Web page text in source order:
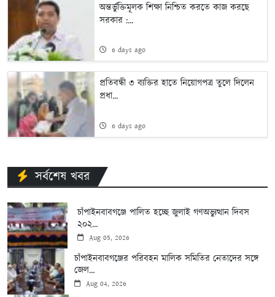
অন্তর্ভুক্তিমূলক শিক্ষা নিশ্চিত করতে কাজ করছে
সরকার :...
6 days ago
প্রতিবন্ধী ৩ ব্যক্তির হাতে নিয়োগপত্র তুলে দিলেন
প্রধা...
6 days ago
সর্বশেষ খবর
চাঁপাইনবাবগঞ্জে পালিত হচ্ছে জুলাই গণঅভ্যুত্থান দিবস
২০২...
Aug 05, 2026
চাঁপাইনবাবগঞ্জের পরিবহন মালিক সমিতির নেতাদের সঙ্গে
জেল...
Aug 04, 2026